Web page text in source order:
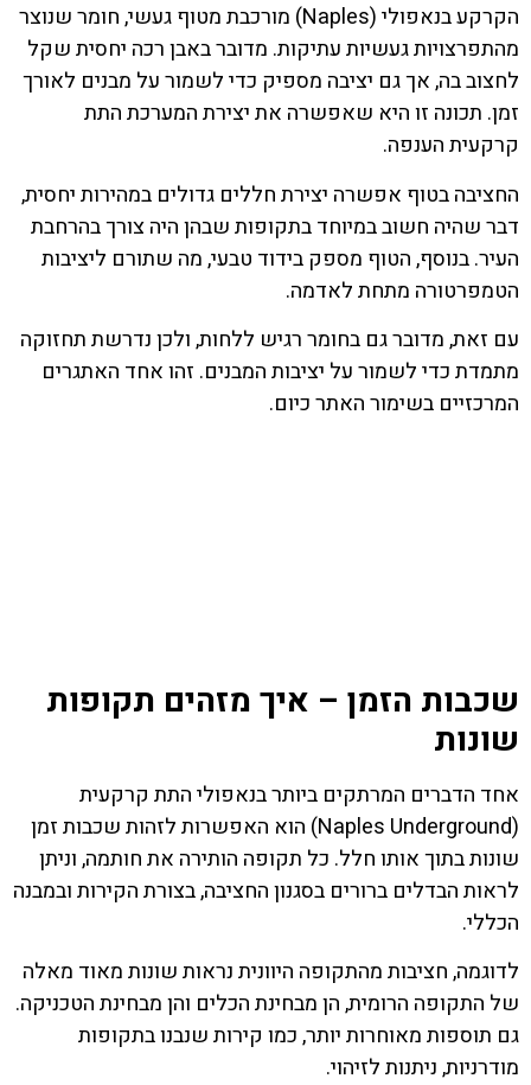
הקרקע בנאפולי (Naples) מורכבת מטוף געשי, חומר שנוצר
מהתפרצויות געשיות עתיקות. מדובר באבן רכה יחסית שקל
לחצוב בה, אך גם יציבה מספיק כדי לשמור על מבנים לאורך
זמן. תכונה זו היא שאפשרה את יצירת המערכת התת
קרקעית הענפה.
החציבה בטוף אפשרה יצירת חללים גדולים במהירות יחסית,
דבר שהיה חשוב במיוחד בתקופות שבהן היה צורך בהרחבת
העיר. בנוסף, הטוף מספק בידוד טבעי, מה שתורם ליציבות
הטמפרטורה מתחת לאדמה.
עם זאת, מדובר גם בחומר רגיש ללחות, ולכן נדרשת תחזוקה
מתמדת כדי לשמור על יציבות המבנים. זהו אחד האתגרים
המרכזיים בשימור האתר כיום.
שכבות הזמן – איך מזהים תקופות
שונות
אחד הדברים המרתקים ביותר בנאפולי התת קרקעית
(Naples Underground) הוא האפשרות לזהות שכבות זמן
שונות בתוך אותו חלל. כל תקופה הותירה את חותמה, וניתן
לראות הבדלים ברורים בסגנון החציבה, בצורת הקירות ובמבנה
הכללי.
לדוגמה, חציבות מהתקופה היוונית נראות שונות מאוד מאלה
של התקופה הרומית, הן מבחינת הכלים והן מבחינת הטכניקה.
גם תוספות מאוחרות יותר, כמו קירות שנבנו בתקופות
מודרניות, ניתנות לזיהוי.